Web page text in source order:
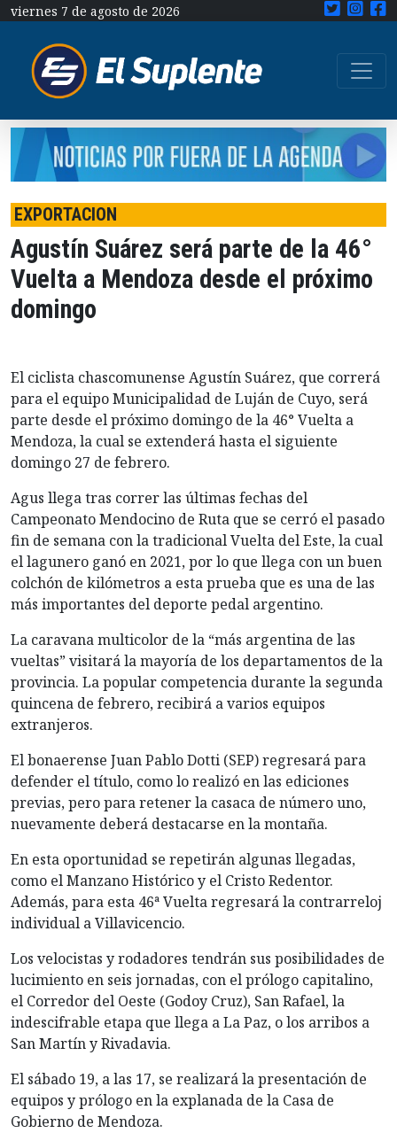
viernes 7 de agosto de 2026
EXPORTACION
Agustín Suárez será parte de la 46°
Vuelta a Mendoza desde el próximo
domingo
El ciclista chascomunense Agustín Suárez, que correrá
para el equipo Municipalidad de Luján de Cuyo, será
parte desde el próximo domingo de la 46° Vuelta a
Mendoza, la cual se extenderá hasta el siguiente
domingo 27 de febrero.
Agus llega tras correr las últimas fechas del
Campeonato Mendocino de Ruta que se cerró el pasado
fin de semana con la tradicional Vuelta del Este, la cual
el lagunero ganó en 2021, por lo que llega con un buen
colchón de kilómetros a esta prueba que es una de las
más importantes del deporte pedal argentino.
La caravana multicolor de la “más argentina de las
vueltas” visitará la mayoría de los departamentos de la
provincia. La popular competencia durante la segunda
quincena de febrero, recibirá a varios equipos
extranjeros.
El bonaerense Juan Pablo Dotti (SEP) regresará para
defender el título, como lo realizó en las ediciones
previas, pero para retener la casaca de número uno,
nuevamente deberá destacarse en la montaña.
En esta oportunidad se repetirán algunas llegadas,
como el Manzano Histórico y el Cristo Redentor.
Además, para esta 46ª Vuelta regresará la contrarreloj
individual a Villavicencio.
Los velocistas y rodadores tendrán sus posibilidades de
lucimiento en seis jornadas, con el prólogo capitalino,
el Corredor del Oeste (Godoy Cruz), San Rafael, la
indescifrable etapa que llega a La Paz, o los arribos a
San Martín y Rivadavia.
El sábado 19, a las 17, se realizará la presentación de
equipos y prólogo en la explanada de la Casa de
Gobierno de Mendoza.